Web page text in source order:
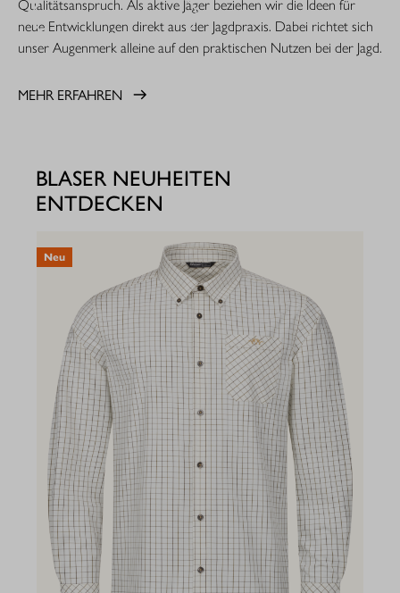
MEHR ERFAHREN
Qualitätsanspruch. Als aktive Jäger beziehen wir die Ideen für
neue Entwicklungen direkt aus der Jagdpraxis. Dabei richtet sich
unser Augenmerk alleine auf den praktischen Nutzen bei der Jagd.
MEHR ERFAHREN
BLASER NEUHEITEN
ENTDECKEN
Neu